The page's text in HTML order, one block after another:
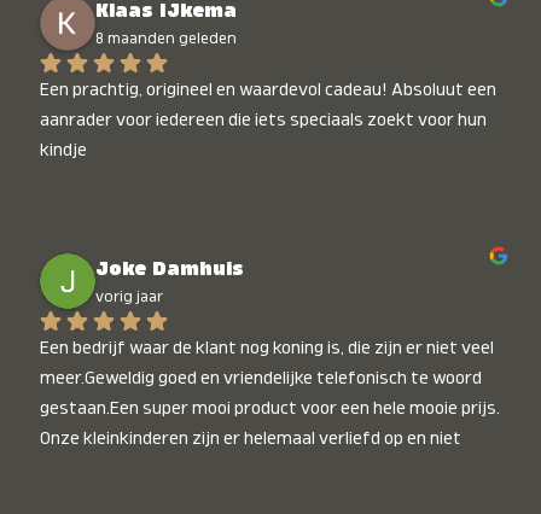
Klaas IJkema
8 maanden geleden
Een prachtig, origineel en waardevol cadeau! Absoluut een
aanrader voor iedereen die iets speciaals zoekt voor hun
kindje
Joke Damhuis
vorig jaar
Een bedrijf waar de klant nog koning is, die zijn er niet veel
meer.Geweldig goed en vriendelijke telefonisch te woord
gestaan.Een super mooi product voor een hele mooie prijs.
Onze kleinkinderen zijn er helemaal verliefd op en niet